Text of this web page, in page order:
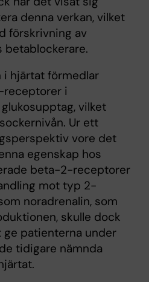
denna verkan, vilket
förskrivning av
betablockerare.
i hjärtat förmedlar
i
vilket
Ur ett
vore det
egenskap hos
beta-2-receptorer
mot typ 2-
noradrenalin, som
skulle dock
ge patienterna under
tidigare nämnda